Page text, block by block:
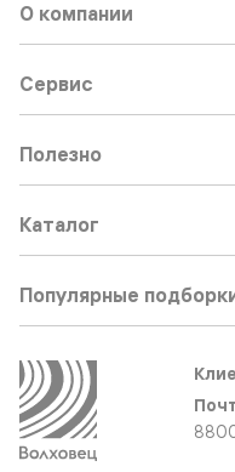
О компании
Сервис
Полезно
Каталог
Популярные